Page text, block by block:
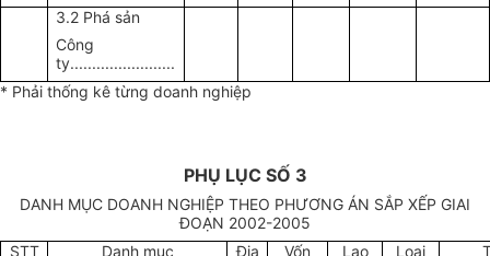
3.2 Phá sản
Công
ty........................
* Phải thống kê từng doanh nghiệp
PHỤ LỤC SỐ 3
DANH MỤC DOANH NGHIỆP THEO PHƯƠNG ÁN SẮP XẾP GIAI
ĐOẠN 2002-2005
STT
Danh mục
Địa
Vốn
Lao
Loại